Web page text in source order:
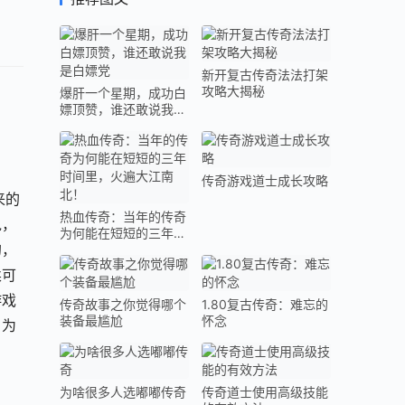
的
爆肝一个星期，成功白
嫖顶赞，谁还敢说我是
新开复古传奇法法打架
攻略大揭秘
热血传奇：当年的传奇
为何能在短短的三年时
传奇游戏道士成长攻略
传奇故事之你觉得哪个
装备最尴尬
1.80复古传奇：难忘的
怀念
为啥很多人选嘟嘟传奇
传奇道士使用高级技能